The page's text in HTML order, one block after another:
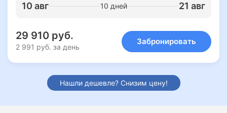
10 авг 10 дней 21 авг
29 910 руб.
2 991 руб. за день
Забронировать
Нашли дешевле? Снизим цену!